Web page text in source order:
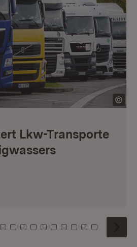
Lkw-Transporte
1 2 3
Kachel: 4
Zu Kachel: 5
Zu Kachel: 6
Zu Kachel: 7
Zu Kachel: 8
Zu Kachel: 9
Zu Kachel: 10
Zu Kachel: 11
Zu Kachel: 12
Zu Kachel:
Zu